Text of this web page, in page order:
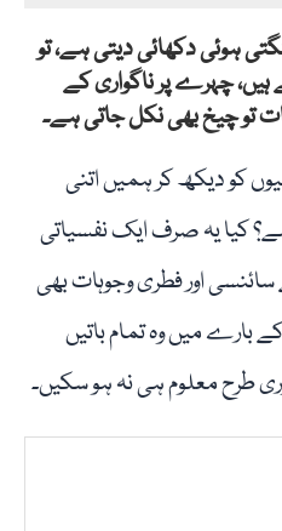
ہوئی دکھائی دیتی ہے، تو
ہیں، چہرے پر ناگواری کے
تو چیخ بھی نکل جاتی ہے۔
کو دیکھ کر ہمیں اتنی
کیا یہ صرف ایک نفسیاتی
اور فطری وجوہات بھی
بارے میں وہ تمام باتیں
طرح معلوم ہی نہ ہو سکیں۔